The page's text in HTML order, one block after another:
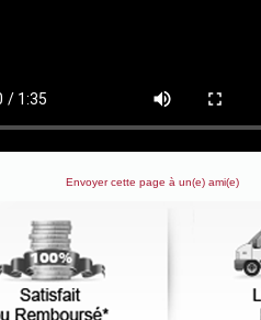
Envoyer cette page à un(e) ami(e)